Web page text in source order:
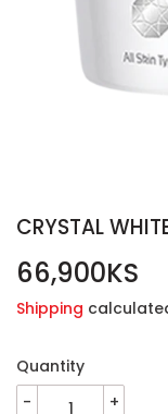
CRYSTAL
66,900KS
Shipping
Quantity
+
-